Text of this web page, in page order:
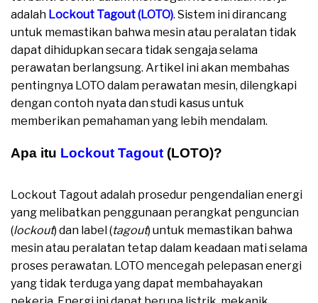
adalah Lockout Tagout (LOTO). Sistem ini dirancang
untuk memastikan bahwa mesin atau peralatan tidak
dapat dihidupkan secara tidak sengaja selama
perawatan berlangsung. Artikel ini akan membahas
pentingnya LOTO dalam perawatan mesin, dilengkapi
dengan contoh nyata dan studi kasus untuk
memberikan pemahaman yang lebih mendalam.
Apa itu Lockout Tagout (LOTO)?
Lockout Tagout adalah prosedur pengendalian energi
yang melibatkan penggunaan perangkat penguncian
(lockout) dan label (tagout) untuk memastikan bahwa
mesin atau peralatan tetap dalam keadaan mati selama
proses perawatan. LOTO mencegah pelepasan energi
yang tidak terduga yang dapat membahayakan